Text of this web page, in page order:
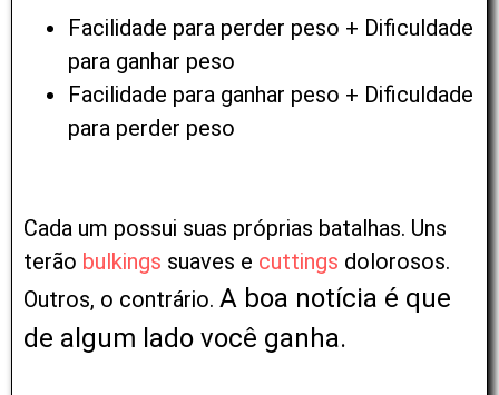
Facilidade para perder peso + Dificuldade
para ganhar peso
Facilidade para ganhar peso + Dificuldade
para perder peso
Cada um possui suas próprias batalhas. Uns
terão bulkings suaves e cuttings dolorosos.
Outros, o contrário. A boa notícia é que
de algum lado você ganha.